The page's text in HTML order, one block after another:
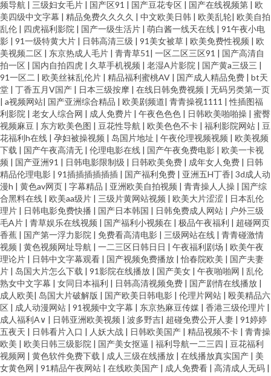
频导航 | 三级妇女毛片 | 国产区91 | 国产豆花专区 | 国产在线视频第 | 欧
美四级中文字幕 | 精品免费久久久久 | 中文欧美日韩 | 欧美乱轮| 欧美自拍
乱伦 | 四虎福利影院 | 国产一级生活片 | 萌白酱一线天在线 | 91午夜小电
影 | 91一级特黄大片 | 日韩高清三级 | 91美女被草 | 欧美免费性视频 | 欧
美视频二区 | 东京热成人毛片 | 青青草51 | 一区二区三区91 | 国产高清自
拍一区 | 国内自拍四虎 | 久草手机视频 | 老湿A片影院 | 国产黄a三级三 |
91一区二 | 欧美丝袜乱伦片 | 精品福利蜜桃AV | 国产成人精品免费 | bt天
堂 | 丁香五月V国产 | 日本三级按摩 | 在线日韩免费视频 | 无码另类第一页
| a视频网站| 国产亚洲综合精品 | 欧美剧频道| 青青操视1111 |性插图福
利影院 | 老女人综合网 | 成人免费片 | 午夜色色色 | 日韩欧美啪啪操 | 蜜臀
视频麻豆 | 东方欧美色图 | 豆花性导航 | 欧美色色不卡 | 福利影院网站 | 豆
花福利h在线 | 孕妇被操视频 | 岛国片地址 | 午夜伦理视频视频 | 欧美视频
下载 | 国产午夜高清无 | 伦理电影在线 | 国产午夜免费电影 | 欧美一卡视
频 | 国产亚洲91 | 日韩电影限制级 | 日韩欧美免费 | 成年女人免费 | 日韩
精品伦理电影 | 91插插插插插插 | 国产福利免费 | 亚洲五H丁香| 3d成人动
漫h | 黄色av网页 | 字幕精品 | 亚洲欧美自拍视频 | 青青操人人操 | 国产综
合黑料在线 | 欧美aa级片 | 三级片黄网站视频 | 欧美大片涩涩 | 日本乱伦
理片 | 日韩电影免费快播 | 国产日本韩国 | 日韩免费成人网站 | 户外三级
毛A片 | 青草娱乐在线视频 | 国产福利小视频在 | 极品午夜福利 | 超碰网页
香蕉 | 国产第一浮力影院 | 免费看高清电影 | 三级网站在线 | 青青碰激情
视频 | 黄色视频网址导航 | 一二三区日韩日日 | 午夜福利剧场 | 欧美午夜
理论片 | 日韩中文字幕观看 | 国产视频免费播放 |怡春院欧美 | 国产夫妻
片 | 岛国大片怎么下载 | 91影院在线播放 | 国产美女 | 午夜啪啪网 | 乱伦
熟女中文字幕 | 女同日本福利 | 日韩高清视频免费 | 国产剧情在线播放 |
成人欧美| 岛国大片破解版 | 国产欧美日韩电影 | 伦理片网站 | 殴美精品六
区 | 成人动漫网站 | 91视频中文字幕 | 东京热麻豆传媒 | 香港三级伦理片 |
成人福利A∨ | 日韩亚洲欧美视频 | 波多野吉| 超碰免费公开人妻 | 91婷婷
五夜天 | 日韩看片入口 | 人妖大战 | 日韩欧美国产 | 精品视频不卡 | 青青操
欧美 | 欧美日韩三级影院 | 国产美女抠逼 | 福利导航一二三四 | 豆花福利
视频网 | 黄色软件免费下载 | 成人三级在线播放 | 在线播放真实国产 | 美
女黄色网 | 91精品午夜网站 | 在线欧美国产 | 成人免费看 | 高清成人无码 |